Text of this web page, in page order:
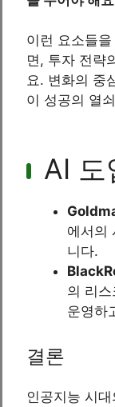
이런 요소들
면, 투자 전략
요. 변화의 중
이 성공의 열
AI 도
에서의
니다.
의 리
운영하
결론
인공지능 시